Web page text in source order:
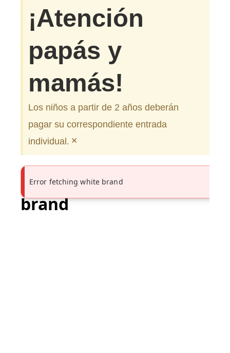
¡Atención
papás y
mamás!
Los niños a partir de 2 años deberán
pagar su correspondiente entrada
individual. ×